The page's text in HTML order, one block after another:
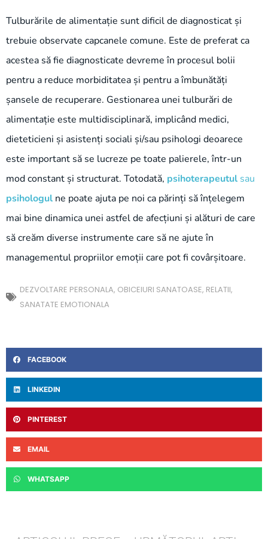
Tulburările de alimentație sunt dificil de diagnosticat și
trebuie observate capcanele comune. Este de preferat ca
acestea să fie diagnosticate devreme în procesul bolii
pentru a reduce morbiditatea și pentru a îmbunătăți
șansele de recuperare. Gestionarea unei tulburări de
alimentație este multidisciplinară, implicând medici,
dieteticieni și asistenți sociali și/sau psihologi deoarece
este important să se lucreze pe toate palierele, într-un
mod constant și structurat. Totodată, psihoterapeutul sau
psihologul ne poate ajuta pe noi ca părinți să înțelegem
mai bine dinamica unei astfel de afecțiuni și alături de care
să creăm diverse instrumente care să ne ajute în
managementul propriilor emoții care pot fi covârșitoare.
DEZVOLTARE PERSONALA, OBICEIURI SANATOASE, RELATII,
SANATATE EMOTIONALA
FACEBOOK
LINKEDIN
PINTEREST
EMAIL
WHATSAPP